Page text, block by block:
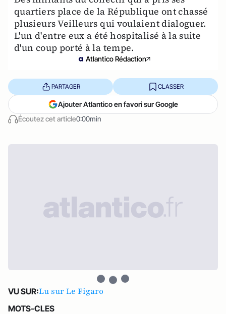
quartiers place de la République ont chassé
plusieurs Veilleurs qui voulaient dialoguer.
L'un d'entre eux a été hospitalisé à la suite
d'un coup porté à la tempe.
Atlantico Rédaction
Écoutez cet article0:00min
PARTAGER CLASSER
Ajouter Atlantico en favori sur Google
VU SUR:Lu sur Le Figaro
MOTS-CLES